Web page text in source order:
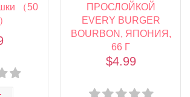
（50
ПРОСЛОЙКОЙ
EVERY BURGER
BOURBON, ЯПОНИЯ,
66 Г
$4.99